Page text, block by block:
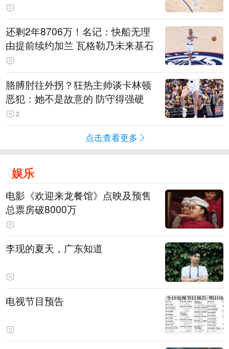
还剩2年8706万！名记：快船无理
由提前续约加兰 瓦格勒乃未来基石
胳膊肘往外拐？狂热主帅谈卡林顿
恶犯：她不是故意的 防守得强硬
2
点击查看更多
娱乐
电影《欢迎来龙餐馆》点映及预售
总票房破8000万
李现的夏天，广东知道
电视节目预告